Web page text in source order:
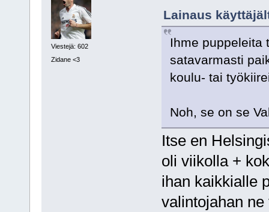
Viestejä: 602
Zidane <3
Lainaus
Ihme puppeleita
satavarmasti
koulu- tai
Noh, se on se
Itse en
oli viikolla +
ihan kaikkialle
valintojahan